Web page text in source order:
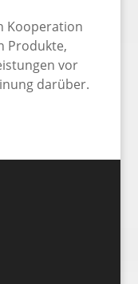
Kooperation
Produkte,
vor
darüber.